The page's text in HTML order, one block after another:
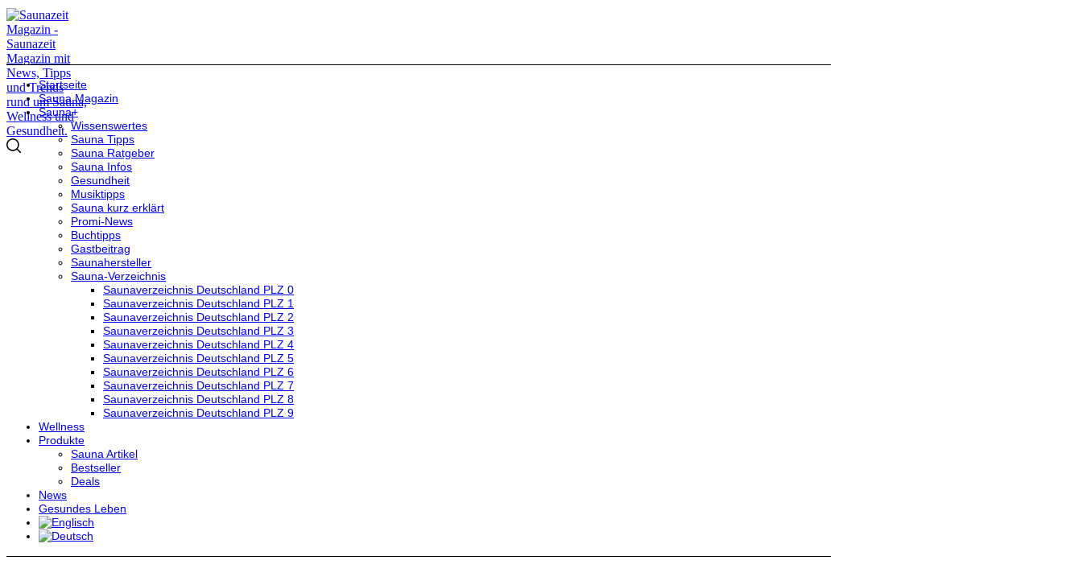
Startseite
Sauna Magazin
Sauna+
Wissenswertes
Sauna Tipps
Sauna Ratgeber
Sauna Infos
Gesundheit
Musiktipps
Sauna kurz erklärt
Promi-News
Buchtipps
Gastbeitrag
Saunahersteller
Sauna-Verzeichnis
Saunaverzeichnis Deutschland PLZ 0
Saunaverzeichnis Deutschland PLZ 1
Saunaverzeichnis Deutschland PLZ 2
Saunaverzeichnis Deutschland PLZ 3
Saunaverzeichnis Deutschland PLZ 4
Saunaverzeichnis Deutschland PLZ 5
Saunaverzeichnis Deutschland PLZ 6
Saunaverzeichnis Deutschland PLZ 7
Saunaverzeichnis Deutschland PLZ 8
Saunaverzeichnis Deutschland PLZ 9
Wellness
Produkte
Sauna Artikel
Bestseller
Deals
News
Gesundes Leben